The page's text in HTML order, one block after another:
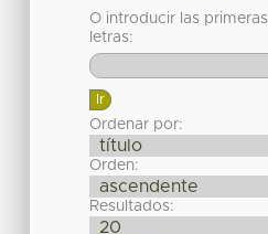
O introducir las primeras
letras:
Ordenar por:
Orden:
Resultados: